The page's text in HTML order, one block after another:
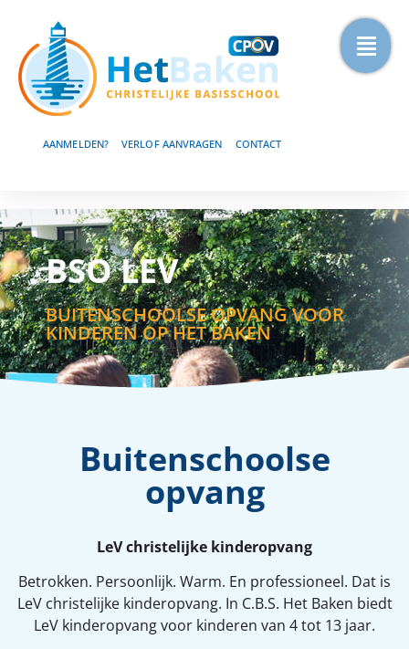
AANMELDEN? VERLOF AANVRAGEN CONTACT
BSO LEV
BUITENSCHOOLSE OPVANG VOOR
KINDEREN OP HET BAKEN
Buitenschoolse
opvang
LeV christelijke kinderopvang
Betrokken. Persoonlijk. Warm. En professioneel. Dat is
LeV christelijke kinderopvang. In C.B.S. Het Baken biedt
LeV kinderopvang voor kinderen van 4 tot 13 jaar.